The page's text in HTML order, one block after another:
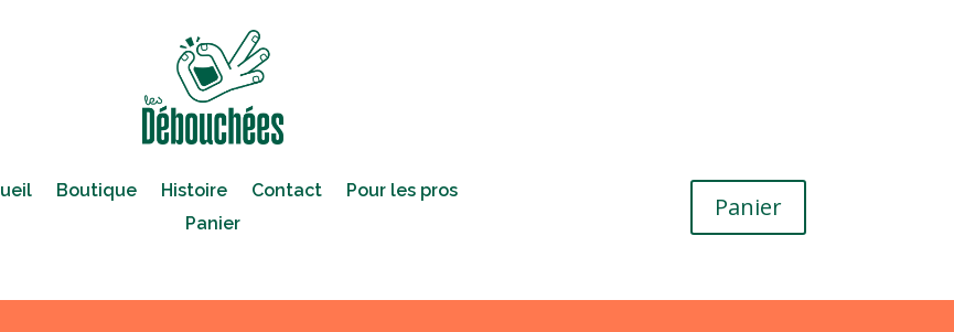
Boutique Histoire Contact
Pour les pros
Panier
Panier